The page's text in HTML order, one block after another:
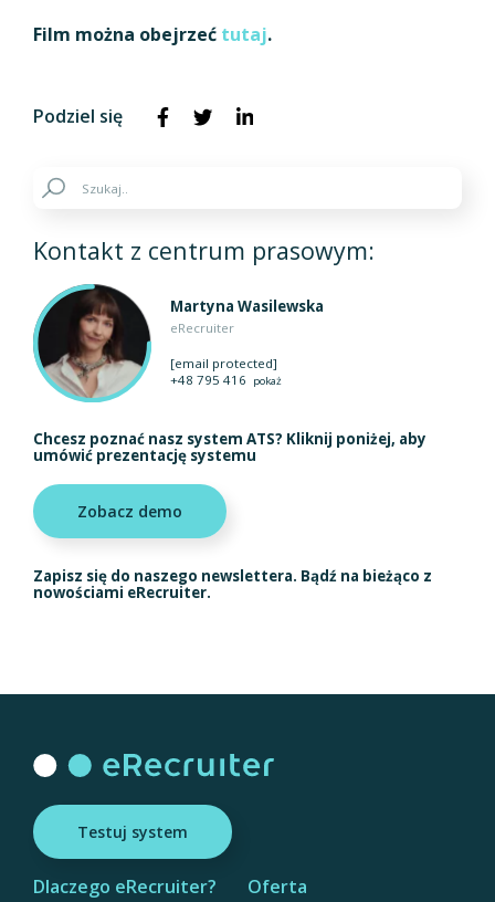
Film można obejrzeć tutaj.
Podziel się
Kontakt z centrum prasowym:
Martyna Wasilewska
eRecruiter
[email protected]
+48 795 416
pokaż
Chcesz poznać nasz system ATS? Kliknij poniżej, aby
umówić prezentację systemu
Zobacz demo
Zapisz się do naszego newslettera. Bądź na bieżąco z
nowościami eRecruiter.
Testuj system
Dlaczego eRecruiter?
Oferta